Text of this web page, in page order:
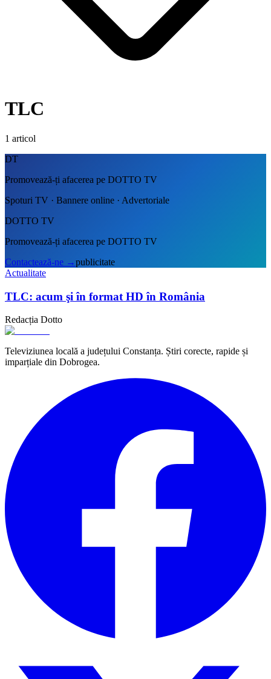
TLC
1 articol
DT
Promovează-ți afacerea pe DOTTO TV
Spoturi TV · Bannere online · Advertoriale
DOTTO TV
Promovează-ți afacerea pe DOTTO TV
Contactează-ne →publicitate
Actualitate
TLC: acum şi în format HD în România
Redacția Dotto
Televiziunea locală a județului Constanța. Știri corecte, rapide și
imparțiale din Dobrogea.